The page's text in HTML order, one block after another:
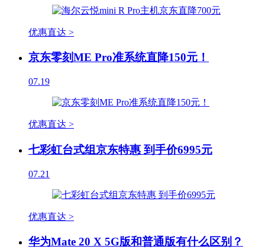
优惠直达 >
京东零刻ME Pro准系统直降150元！
07.19
优惠直达 >
七彩虹台式组京东特惠 到手价6995元
07.21
优惠直达 >
华为Mate 20 X 5G版和普通版有什么区别？